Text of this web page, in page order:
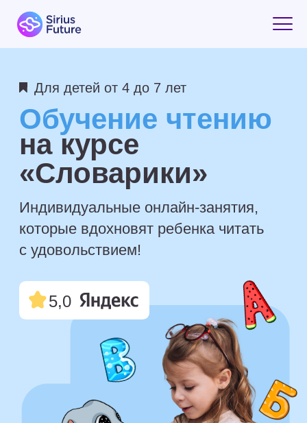
Обучение чтению
Индивидуальные онлайн-занятия,
которые вдохновят ребенка читать
с удовольствием!
на курсе
«Словарики»
Записаться на пробный урок
5,0